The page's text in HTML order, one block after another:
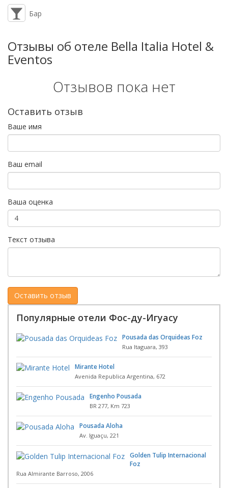
Бар
Отзывы об отеле Bella Italia Hotel &
Eventos
Отзывов пока нет
Оставить отзыв
Ваше имя
Ваш email
Ваша оценка
Текст отзыва
Популярные отели Фос-ду-Игуасу
Pousada das Orquideas Foz
Rua Itaguara, 393
Mirante Hotel
Avenida Republica Argentina, 672
Engenho Pousada
BR 277, Km 723
Pousada Aloha
Av. Iguaçu, 221
Golden Tulip Internacional
Foz
Rua Almirante Barroso, 2006